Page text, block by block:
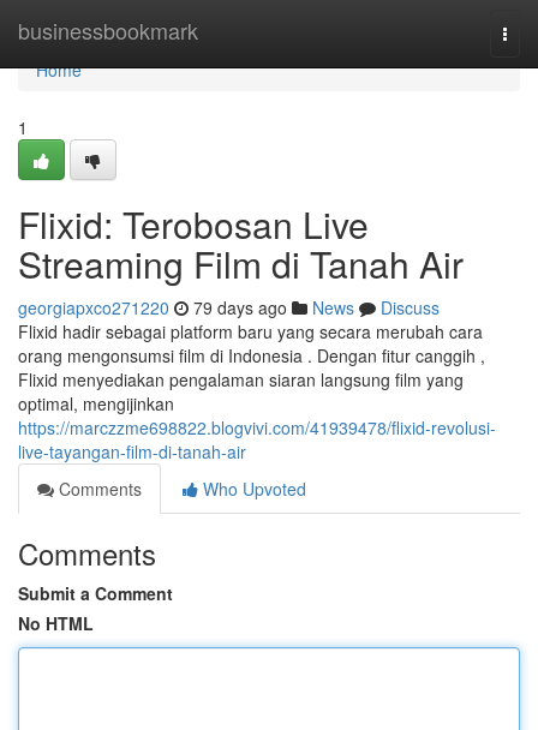
businessbookmark
Home
Home
1
Flixid: Terobosan Live
Streaming Film di Tanah Air
georgiapxco271220 79 days ago News
Discuss
Flixid hadir sebagai platform baru yang secara merubah cara
orang mengonsumsi film di Indonesia . Dengan fitur canggih ,
Flixid menyediakan pengalaman siaran langsung film yang
optimal, mengijinkan
https://marczzme698822.blogvivi.com/41939478/flixid-revolusi-
live-tayangan-film-di-tanah-air
Comments
Who Upvoted
Comments
Submit a Comment
No HTML